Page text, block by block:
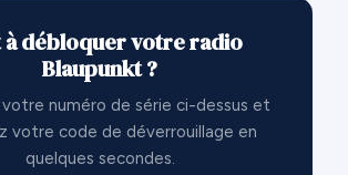
à débloquer votre radio
Blaupunkt ?
votre numéro de série ci-dessus et
votre code de déverrouillage en
quelques secondes.